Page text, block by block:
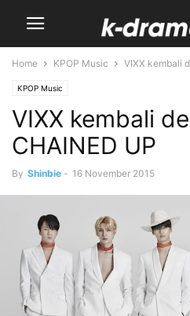
Home KPOP Music VIXX kembali
KPOP Music
VIXX kembali
CHAINED UP
By Shinbie - 16 November 2015